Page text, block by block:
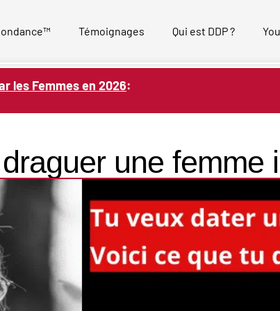
Témoignages Qui est DDP ?
les Femmes en 2026:
une femme